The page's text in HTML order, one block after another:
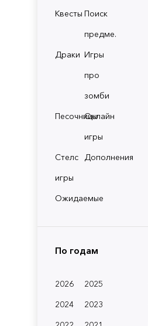
Квесты Поиск
предме.
Драки Игры
про
зомби
ПесочницыОнлайн
игры
Стелс
игры
Дополнения
Ожидаемые
По годам
2026
2025
2024
2023